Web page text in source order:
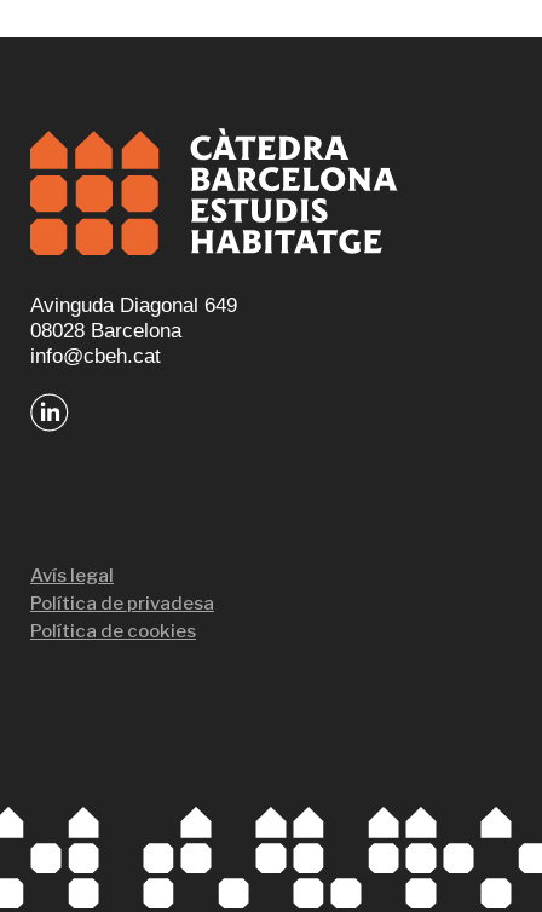
Avinguda Diagonal 649
08028 Barcelona
info@cbeh.cat
Avís legal
Política de privadesa
Política de cookies